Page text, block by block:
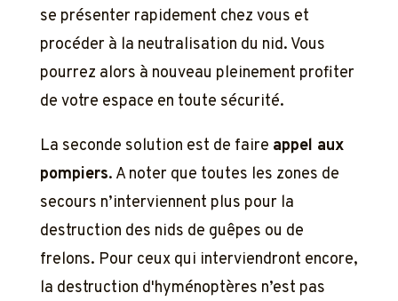
se présenter rapidement chez vous et
procéder à la neutralisation du nid. Vous
pourrez alors à nouveau pleinement profiter
de votre espace en toute sécurité.
La seconde solution est de faire appel aux
pompiers. A noter que toutes les zones de
secours n’interviennent plus pour la
destruction des nids de guêpes ou de
frelons. Pour ceux qui interviendront encore,
la destruction d'hyménoptères n’est pas